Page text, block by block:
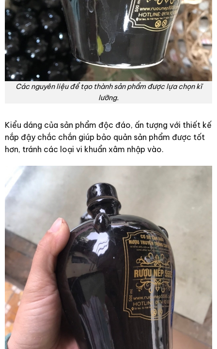
Các nguyên liệu để tạo thành sản phẩm được lựa chọn kĩ
lưỡng.
Kiểu dáng của sản phẩm độc đáo, ấn tượng với thiết kế
nắp đậy chắc chắn giúp bảo quản sản phẩm được tốt
hơn, tránh các loại vi khuẩn xâm nhập vào.